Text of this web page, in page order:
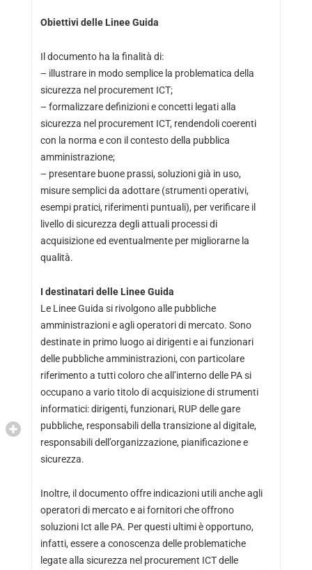
Obiettivi delle Linee Guida
Il documento ha la finalità di:
– illustrare in modo semplice la problematica della
sicurezza nel procurement ICT;
– formalizzare definizioni e concetti legati alla
sicurezza nel procurement ICT, rendendoli coerenti
con la norma e con il contesto della pubblica
amministrazione;
– presentare buone prassi, soluzioni già in uso,
misure semplici da adottare (strumenti operativi,
esempi pratici, riferimenti puntuali), per verificare il
livello di sicurezza degli attuali processi di
acquisizione ed eventualmente per migliorarne la
qualità.
I destinatari delle Linee Guida
Le Linee Guida si rivolgono alle pubbliche
amministrazioni e agli operatori di mercato. Sono
destinate in primo luogo ai dirigenti e ai funzionari
delle pubbliche amministrazioni, con particolare
riferimento a tutti coloro che all’interno delle PA si
occupano a vario titolo di acquisizione di strumenti
informatici: dirigenti, funzionari, RUP delle gare
pubbliche, responsabili della transizione al digitale,
responsabili dell’organizzazione, pianificazione e
sicurezza.
Inoltre, il documento offre indicazioni utili anche agli
operatori di mercato e ai fornitori che offrono
soluzioni Ict alle PA. Per questi ultimi è opportuno,
infatti, essere a conoscenza delle problematiche
legate alla sicurezza nel procurement ICT delle